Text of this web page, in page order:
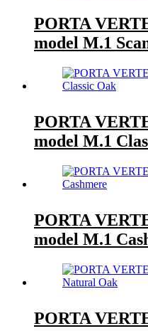
PORTA
model M.1
PORTA
model M.1
PORTA
model M.1
PORTA